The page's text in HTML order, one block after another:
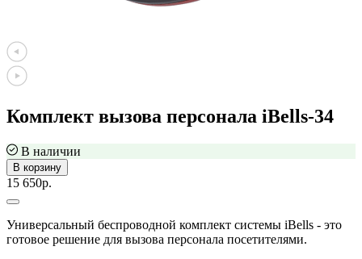
Комплект вызова персонала iBells-34
В наличии
В корзину
15 650р.
Универсальный беспроводной комплект системы iBells - это
готовое решение для вызова персонала посетителями.